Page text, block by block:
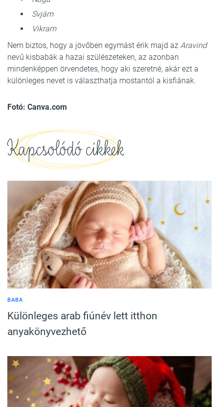
Svjám
Vikram
Nem biztos, hogy a jövőben egymást érik majd az Aravind
nevű kisbabák a hazai szülészeteken, az azonban
mindenképpen örvendetes, hogy aki szeretné, akár ezt a
különleges nevet is választhatja mostantól a kisfiának.
Fotó: Canva.com
Kapcsolódó cikkek
BABA
Különleges arab fiúnév lett itthon
anyakönyvezhető